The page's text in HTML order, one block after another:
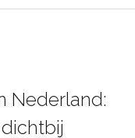
Nederland: